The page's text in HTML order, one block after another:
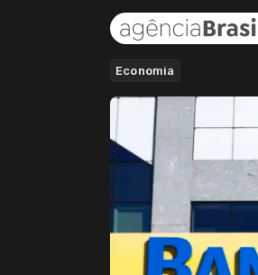
Economia